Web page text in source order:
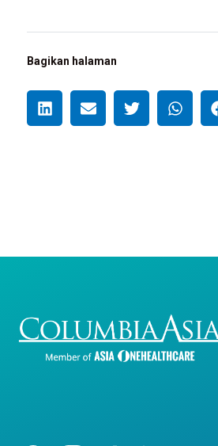
Bagikan halaman